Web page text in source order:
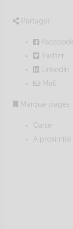
Partager
Facebook
Twitter
LinkedIn
Mail
Marque-pages
Carte
A proximité